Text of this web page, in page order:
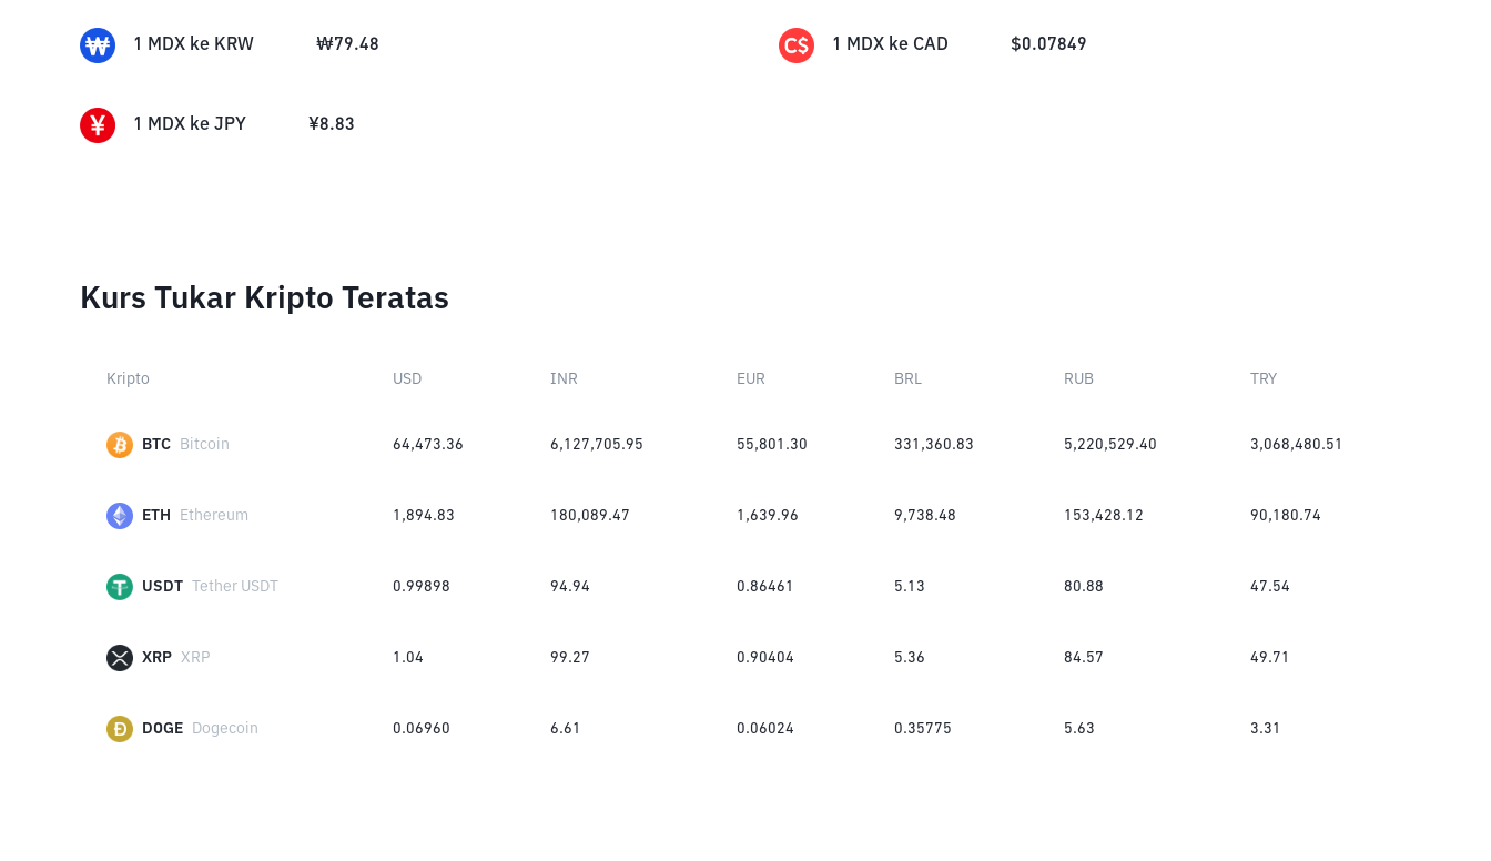
1 MDX ke KRW ₩79.48 1 MDX ke CAD $0.07849
1 MDX ke JPY ¥8.83
Kurs Tukar Kripto Teratas
Kripto USD INR EUR BRL RUB TRY
BTC Bitcoin 64,473.36 6,127,705.95 55,801.30 331,360.83 5,220,529.40 3,068,480.51
ETH Ethereum 1,894.83 180,089.47 1,639.96 9,738.48 153,428.12 90,180.74
USDT Tether USDT 0.99898 94.94 0.86461 5.13 80.88 47.54
XRP XRP 1.04 99.27 0.90404 5.36 84.57 49.71
DOGE Dogecoin 0.06960 6.61 0.06024 0.35775 5.63 3.31